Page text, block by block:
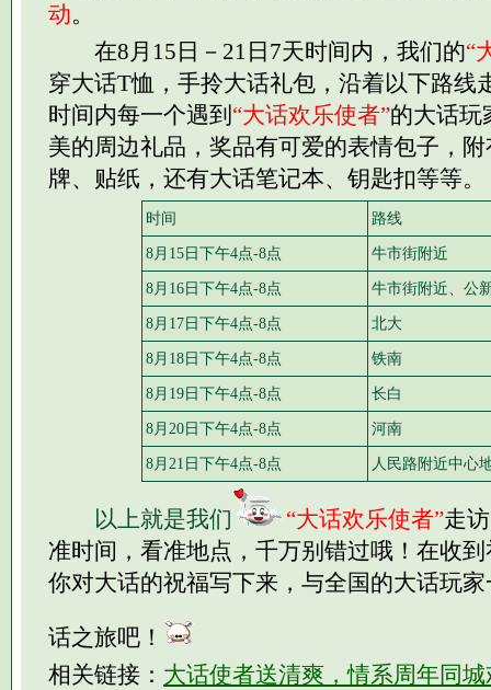
动。
在8月15日－21日7天时间内，我们的“
穿大话T恤，手拎大话礼包，沿着以下路线
时间内每一个遇到 “大话欢乐使者”的大话玩
美的周边礼品，奖品有可爱的表情包子，
牌、贴纸，还有大话笔记本、钥匙扣等等。
时间 路线
8月15日下午4点-8点 牛市街附近
8月16日下午4点-8点 牛市街附近、公
8月17日下午4点-8点 北大
8月18日下午4点-8点 铁南
8月19日下午4点-8点 长白
8月20日下午4点-8点 河南
8月21日下午4点-8点 人民路附近中心
以上就是我们 “大话欢乐使者”走
准时间，看准地点，千万别错过哦！在收
你对大话的祝福写下来，与全国的大话玩
话之旅吧！
相关链接： 大话使者送清爽，情系周年同城